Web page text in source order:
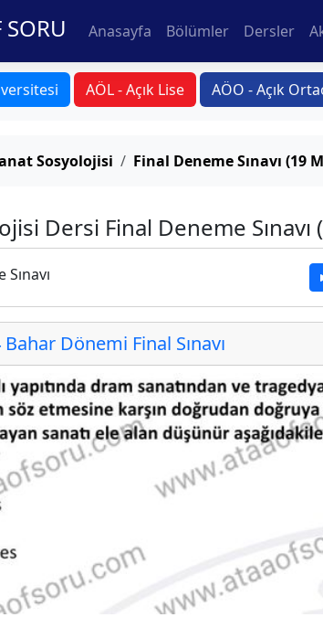
SORU Anasayfa Bölümler Dersler
AÖL - Açık Lise AÖO - Açık
Sosyolojisi Final Deneme Sınavı (19
Dersi Final Deneme Sınavı
Dönemi Final Sınavı